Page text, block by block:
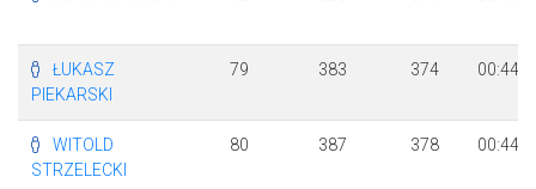
ŁUKASZ
PIEKARSKI
79 383 374
WITOLD
STRZELECKI
80 387 378